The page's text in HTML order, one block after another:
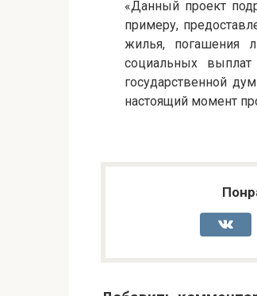
«Данный проект
примеру,
жилья, погашения
социальных
государственной
настоящий момент